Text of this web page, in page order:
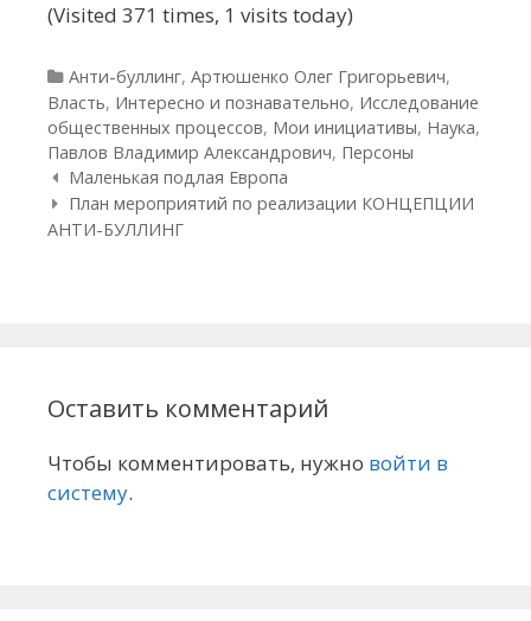
(Visited 371 times, 1 visits today)
Рубрики
Анти-буллинг, Артюшенко Олег Григорьевич,
Власть, Интересно и познавательно, Исследование
общественных процессов, Мои инициативы, Наука,
Павлов Владимир Александрович, Персоны
Навигация по статьям
Маленькая подлая Европа
План мероприятий по реализации КОНЦЕПЦИИ
АНТИ-БУЛЛИНГ
Оставить комментарий
Чтобы комментировать, нужно войти в
систему.